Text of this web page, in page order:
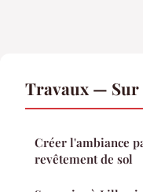
Travaux — Sur
Créer l'ambiance
revêtement de sol